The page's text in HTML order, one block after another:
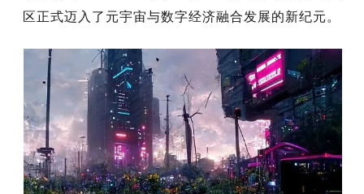
区正式迈入了元宇宙与数字经济融合发展的新纪元。